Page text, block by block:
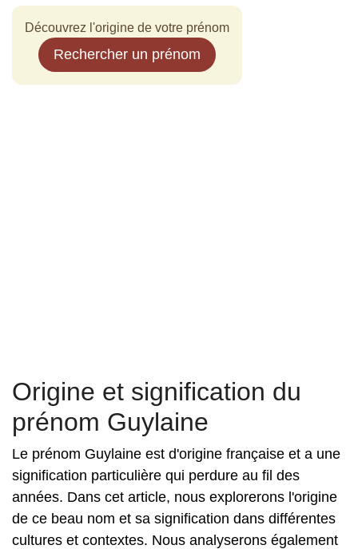
Découvrez l'origine de votre prénom
Rechercher un prénom
Origine et signification du
prénom Guylaine
Le prénom Guylaine est d'origine française et a une
signification particulière qui perdure au fil des
années. Dans cet article, nous explorerons l'origine
de ce beau nom et sa signification dans différentes
cultures et contextes. Nous analyserons également